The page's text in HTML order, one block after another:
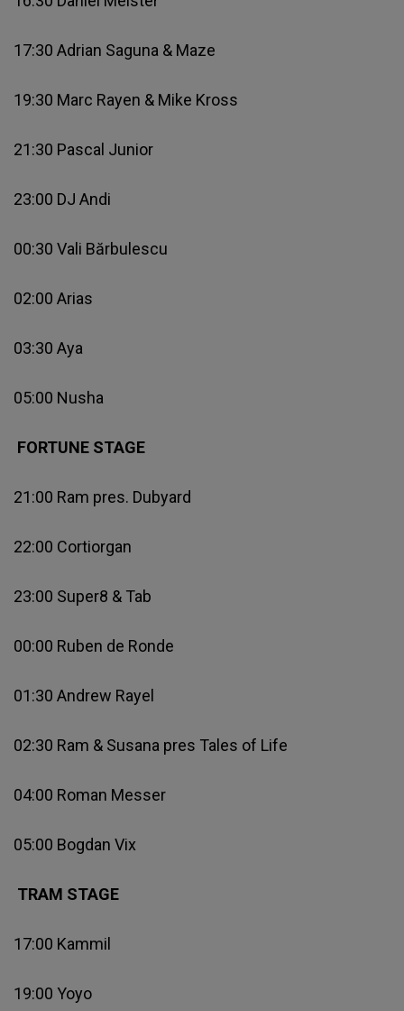
17:30 Adrian Saguna & Maze
19:30 Marc Rayen & Mike Kross
21:30 Pascal Junior
23:00 DJ Andi
00:30 Vali Bărbulescu
02:00 Arias
03:30 Aya
05:00 Nusha
FORTUNE STAGE
21:00 Ram pres. Dubyard
22:00 Cortiorgan
23:00 Super8 & Tab
00:00 Ruben de Ronde
01:30 Andrew Rayel
02:30 Ram & Susana pres Tales of Life
04:00 Roman Messer
05:00 Bogdan Vix
TRAM STAGE
17:00 Kammil
19:00 Yoyo